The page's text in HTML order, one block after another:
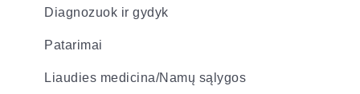
Diagnozuok ir gydyk
Patarimai
Liaudies medicina/Namų sąlygos